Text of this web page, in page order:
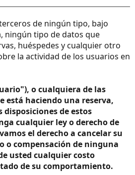
de ningún tipo, bajo
ningún tipo de datos que
huéspedes y cualquier otro
la actividad de los usuarios en
o cualquiera de las
está haciendo una reserva,
de estos
cualquier ley o derecho de
el derecho a cancelar su
o compensación de ninguna
usted cualquier costo
de su comportamiento.